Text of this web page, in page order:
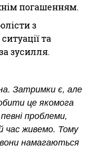
погашенням.
з
та
зусилля.
Затримки є, але
це якомога
проблеми,
час живемо. Тому
намагаються